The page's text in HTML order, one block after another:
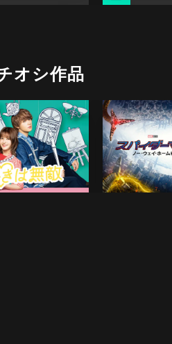
オシ作品